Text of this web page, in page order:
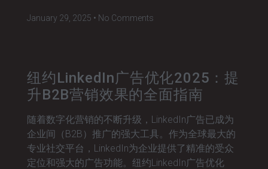
January 29, 2025 No Comments
纽约LinkedIn广告优化2025：提
升B2B营销效果的全面指南
随着数字化营销的不断升级，LinkedIn广告已成为
企业间（B2B）推广的强大工具。作为全球最大的
专业社交平台，LinkedIn为企业提供了精准的受众
定位和强大的广告功能。纽约LinkedIn广告优化